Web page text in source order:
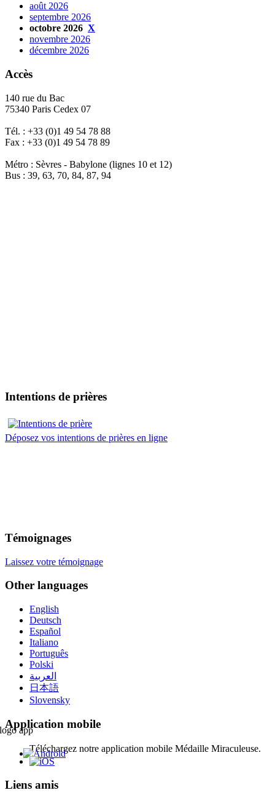
août 2026
septembre 2026
octobre 2026 X
novembre 2026
décembre 2026
Accès
140 rue du Bac
75340 Paris Cedex 07
Tél. : +33 (0)1 49 54 78 88
Fax : +33 (0)1 49 54 78 89
Métro : Sèvres - Babylone (lignes 10 et 12)
Bus : 39, 63, 70, 84, 87, 94
Intentions de prières
Déposez vos intentions de prières en ligne
Témoignages
Laissez votre témoignage
Other languages
English
Deutsch
Español
Italiano
Português
Polski
العربية
日本語
Slovensky
Application mobile
Téléchargez notre application mobile Médaille Miraculeuse.
Liens amis